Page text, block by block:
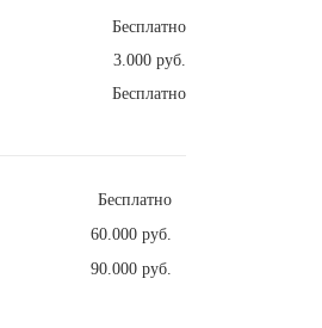
Бесплатно
3.000 руб.
Бесплатно
Бесплатно
60.000 руб.
90.000 руб.